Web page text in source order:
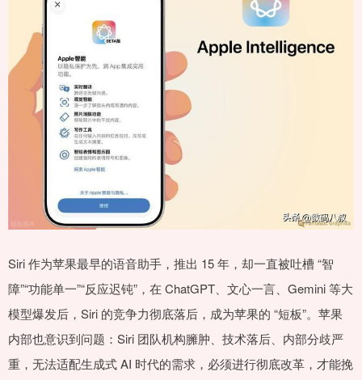
Siri 作为苹果最早的语音助手，推出 15 年，却一直被吐槽 “智
障”“功能单一”“反应迟钝”，在 ChatGPT、文心一言、Gemini 等大
模型爆发后，Siri 的竞争力彻底落后，成为苹果的 “短板”。苹果
内部也意识到问题：Siri 团队机构臃肿、技术落后、内部分歧严
重，无法适配生成式 AI 时代的需求，必须进行彻底改革，才能挽